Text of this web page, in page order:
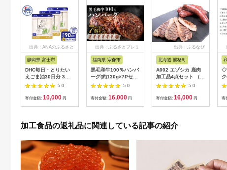
出典：ANAのふるさと
静岡県 富士市
DHC毎日・とりたい
えごま油30日分 3ヶ
月分セット（72707）
5.0
寄付金額: 10,000 円
出典：ふるさとプレミ
福岡県 宗像市
黒毛和牛100％ハンバ
ーグ(約130g×7Pセッ
ト)【魚住商店】5.0
寄付金額: 16,000 円
出典：ふるなび
北海道 鷹栖町
A002 エゾシカ 鹿肉
加工品4点セット （
肩ローススライス エ
ゾ鹿ジャーキー スモ
ークハムか生ハムのい
ス もも肉 使用 高たん
ぱく 低脂肪 山恵 鹿肉
5.0
寄付金額: 16,000 円
◇
寄
加工食品の返礼品に関連している記事の紹介